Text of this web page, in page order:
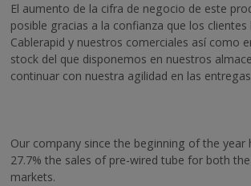
El aumento de la cifra de negocio de este
posible gracias a la confianza que los
Cablerapid y nuestros comerciales así como
stock del que disponemos en nuestros
continuar con nuestra agilidad en las
Our company since the beginning of the year
27.7% the sales of pre-wired tube for both
markets.